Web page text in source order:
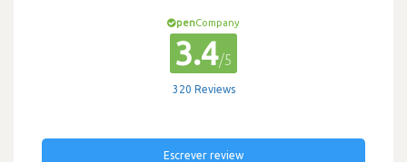
penCompany
3.4/5
320 Reviews
Escrever review